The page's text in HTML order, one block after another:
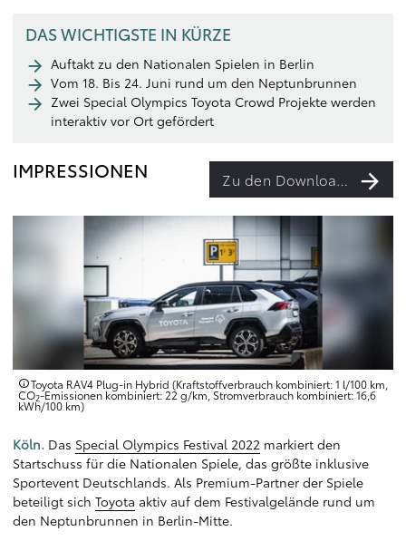
DAS WICHTIGSTE IN KÜRZE
Auftakt zu den Nationalen Spielen in Berlin
Vom 18. Bis 24. Juni rund um den Neptunbrunnen
Zwei Special Olympics Toyota Crowd Projekte werden
interaktiv vor Ort gefördert
IMPRESSIONEN Zu den Downloads
Toyota RAV4 Plug-in Hybrid (Kraftstoffverbrauch kombiniert: 1 l/100 km,
CO2-Emissionen kombiniert: 22 g/km, Stromverbrauch kombiniert: 16,6
kWh/100 km)
Köln. Das Special Olympics Festival 2022 markiert den
Startschuss für die Nationalen Spiele, das größte inklusive
Sportevent Deutschlands. Als Premium-Partner der Spiele
beteiligt sich Toyota aktiv auf dem Festivalgelände rund um
den Neptunbrunnen in Berlin-Mitte.